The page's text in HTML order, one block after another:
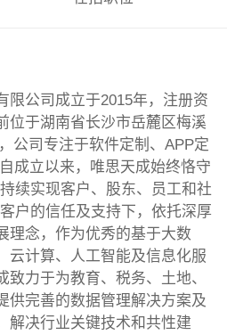
限公司成立于2015年，注册资
位于湖南省长沙市岳麓区梅溪
公司专注于软件定制、APP定
成立以来，唯思天成始终恪守
续实现客户、股东、员工和社
户的信任及支持下，依托深厚
理念，作为优秀的基于大数
云计算、人工智能及信息化服
力于为教育、税务、土地、
供完善的数据管理解决方案及
解决行业关键技术和共性建